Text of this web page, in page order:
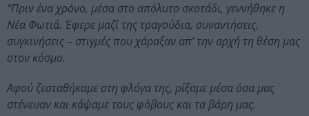
“Πριν ένα χρόνο, μέσα στο απόλυτο σκοτάδι, γεννήθηκε η
Νέα Φωτιά. Έφερε μαζί της τραγούδια, συναντήσεις,
συγκινήσεις – στιγμές που χάραξαν απ’ την αρχή τη θέση μας
στον κόσμο.
Αφού ζεσταθήκαμε στη φλόγα της, ρίξαμε μέσα όσα μας
στένευαν και κάψαμε τους φόβους και τα βάρη μας.